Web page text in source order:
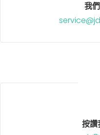
我
按讚